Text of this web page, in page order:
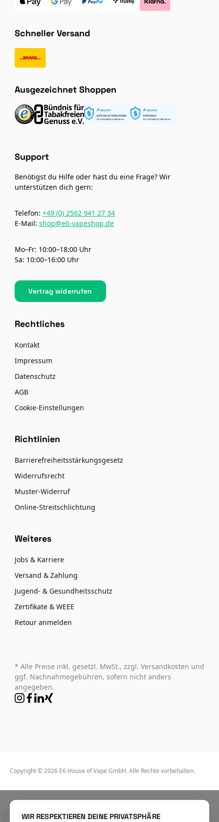
Schneller Versand
Ausgezeichnet Shoppen
Support
Benötigst du Hilfe oder hast du eine Frage? Wir
unterstützen dich gern:
Telefon: +49 (0) 2562 941 27 34
E-Mail: shop@e6-vapeshop.de
Mo–Fr: 10:00–18:00 Uhr
Sa: 10:00–16:00 Uhr
Vertrag widerrufen
Rechtliches
Kontakt
Impressum
Datenschutz
AGB
Cookie-Einstellungen
Richtlinien
Barrierefreiheitsstärkungsgesetz
Widerrufsrecht
Muster-Widerruf
Online-Streitschlichtung
Weiteres
Jobs & Karriere
Versand & Zahlung
Jugend- & Gesundheitsschutz
Zertifikate & WEEE
Retour anmelden
* Alle Preise inkl. gesetzl. MwSt., zzgl. Versandkosten und
ggf. Nachnahmegebühren, sofern nicht anders
angegeben.
Copyright © 2026 E6 House of Vape GmbH. Alle Rechte vorbehalten.
WIR RESPEKTIEREN DEINE PRIVATSPHÄRE